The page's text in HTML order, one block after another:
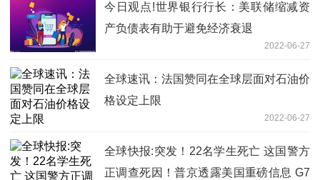
今日观点!世界银行行长：美联储缩减资
产负债表有助于避免经济衰退
2022-06-27
全球速讯：法国赞同在全球层面对石油价
格设定上限
2022-06-27
全球快报:突发！22名学生死亡 这国警方
正调查死因！普京透露美国重磅信息 G7